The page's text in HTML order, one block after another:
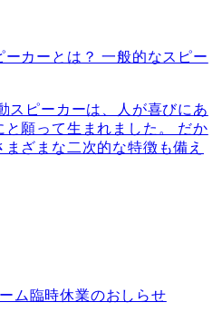
カーとは？ 一般的なスピー
スピーカーは、人が喜びにあ
願って生まれました。 だか
ざまな二次的な特徴も備え
ム臨時休業のおしらせ